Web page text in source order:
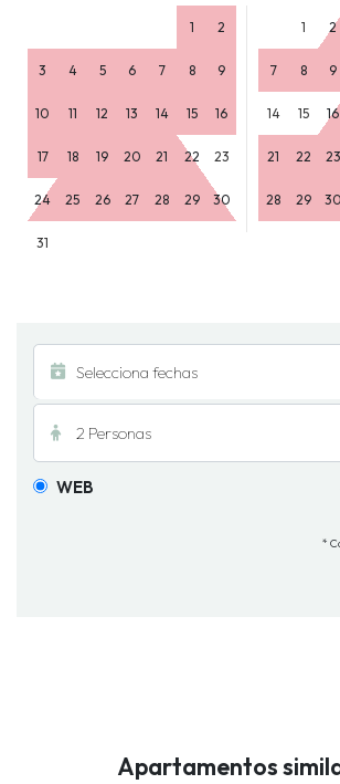
1 2
3 4 5 6 7 8 9
10 11 12 13 14 15 16
17 18 19 20 21 22 23
24 25 26 27 28 29 30
31
1 2
7 8 9
14 15 16
21 22 23
28 29 30
2 Personas
WEB
*
Apartamentos